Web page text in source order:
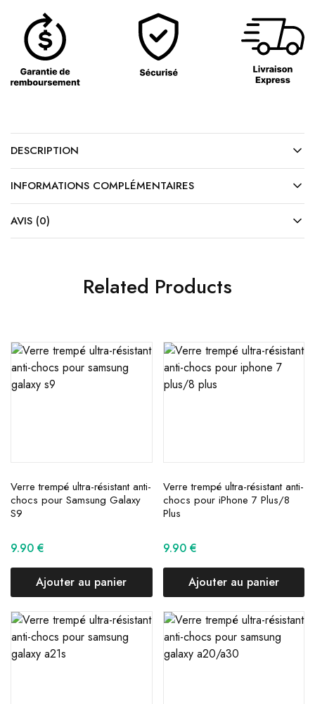
DESCRIPTION
INFORMATIONS COMPLÉMENTAIRES
AVIS (0)
Related Products
Verre trempé ultra-résistant anti-
chocs pour Samsung Galaxy
S9
9.90 €
Ajouter au panier
Verre trempé ultra-résistant anti-
chocs pour iPhone 7 Plus/8
Plus
9.90 €
Ajouter au panier